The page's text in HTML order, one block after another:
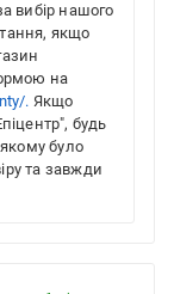
вибір нашого
якщо
на
. Якщо
будь
було
та завжди